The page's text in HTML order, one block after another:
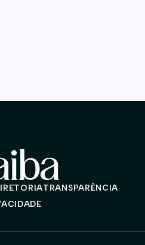
TRANSPARÊNCIA